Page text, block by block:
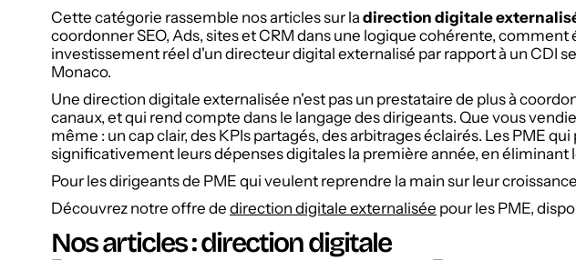
Cette catégorie rassemble nos articles sur la direction digitale
coordonner SEO, Ads, sites et CRM dans une logique cohérente,
investissement réel d'un directeur digital externalisé par rapport à un CDI
Monaco.
Une direction digitale externalisée n'est pas un prestataire de plus à
canaux, et qui rend compte dans le langage des dirigeants. Que vous
même : un cap clair, des KPIs partagés, des arbitrages éclairés. Les PME
significativement leurs dépenses digitales la première année, en éliminant
Pour les dirigeants de PME qui veulent reprendre la main sur leur
Découvrez notre offre de direction digitale externalisée pour les PME,
Nos articles : direction digitale